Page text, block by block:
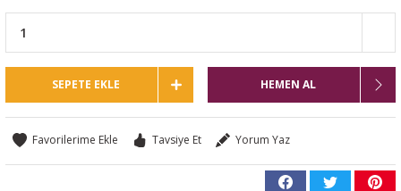
SEPETE EKLE HEMEN AL
Tavsiye Et Yorum Yaz